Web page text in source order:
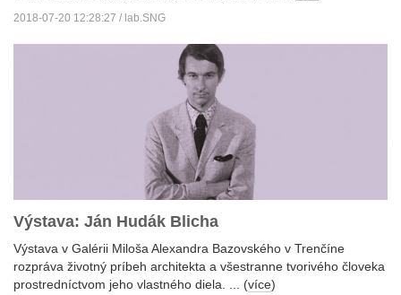
2018-07-20 12:28:27 / lab.SNG
Výstava: Ján Hudák Blicha
Výstava v Galérii Miloša Alexandra Bazovského v Trenčíne
rozpráva životný príbeh architekta a všestranne tvorivého človeka
prostredníctvom jeho vlastného diela. ... (více)